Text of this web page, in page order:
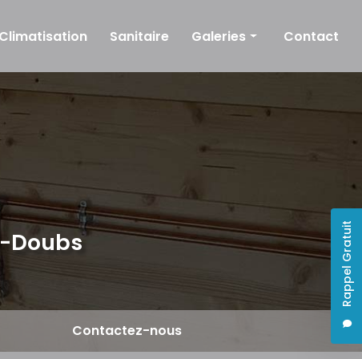
Rappel Gratuit
Climatisation Sanitaire Galeries
Chauffage
Sanitaire
Contact
Contactez-nous